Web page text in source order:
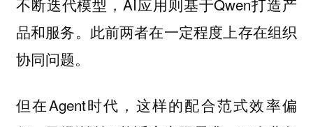
品和服务。此前两者在一定程度上存在组织
协同问题。
但在Agent时代，这样的配合范式效率偏